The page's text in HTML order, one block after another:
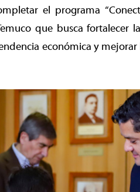
el programa
que busca fortalecer
económica y